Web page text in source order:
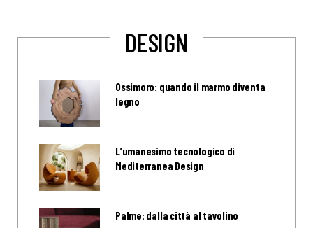
DESIGN
Ossimoro: quando il marmo diventa
legno
L’umanesimo tecnologico di
Mediterranea Design
Palme: dalla città al tavolino